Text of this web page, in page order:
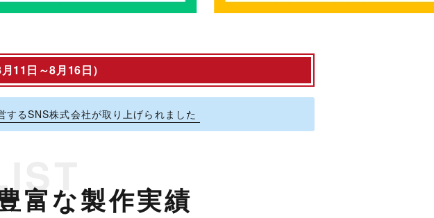
11日～8月16日）
ります。
だきます。
るSNS株式会社が取り上げられました
富な製作実績